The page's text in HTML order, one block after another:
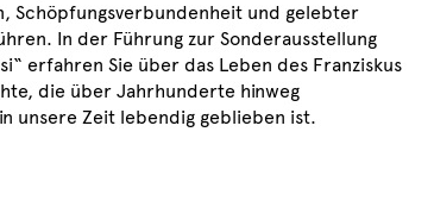
Schöpfungsverbundenheit und gelebter
In der Führung zur Sonderausstellung
erfahren Sie über das Leben des Franziskus
die über Jahrhunderte hinweg
unsere Zeit lebendig geblieben ist.